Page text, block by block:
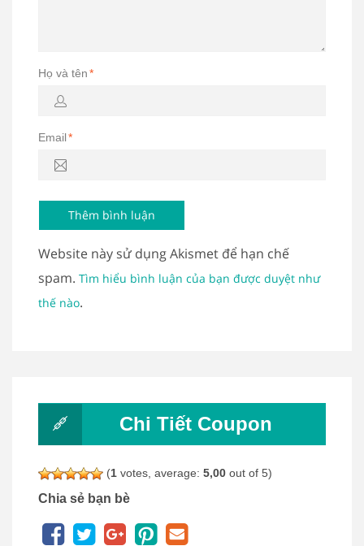
Họ và tên*
Email*
Website này sử dụng Akismet để hạn chế
spam. Tìm hiểu bình luận của bạn được duyệt như
thế nào.
Chi Tiết Coupon
(1 votes, average: 5,00 out of 5)
Chia sẻ bạn bè